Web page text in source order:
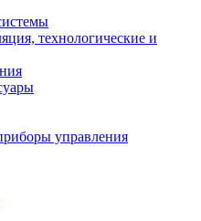
технологические и
управления